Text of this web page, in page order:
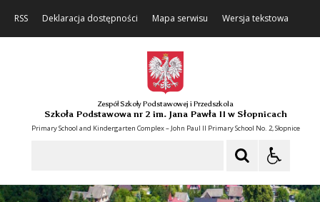
RSS Deklaracja dostępności Mapa serwisu Wersja tekstowa
Zespół Szkoły Podstawowej i Przedszkola
Szkoła Podstawowa nr 2 im. Jana Pawła II w Słopnicach
Primary School and Kindergarten Complex – John Paul II Primary School No. 2, Słopnice